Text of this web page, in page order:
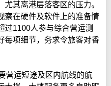
其离港层落客区的压力。
察在硬件及软件上的准备情
过1100人参与综合营运测
每项细节，务求令旅客对香
营运短途及区内航线的航